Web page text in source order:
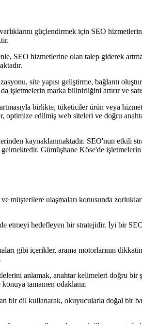
güçlendirmek için SEO
SEO hizmetlerine olan talep giderek
site yapısı geliştirme, bağlantı
işletmelerin marka bilinirliğini artırır ve
birlikte, tüketiciler ürün veya hizmet
optimize edilmiş web siteleri ve doğru
kaynaklanmaktadır. SEO'nun etkili
gelmektedir. Gümüşhane Köse'de
ulaşmaları konusunda zorluklar
etmeyi hedefleyen bir stratejidir. İyi bir
gibi içerikler, arama motorlarının
anlamak, anahtar kelimeleri doğru
tamamen odaklanır.
bir dil kullanarak, okuyucularla doğal bir